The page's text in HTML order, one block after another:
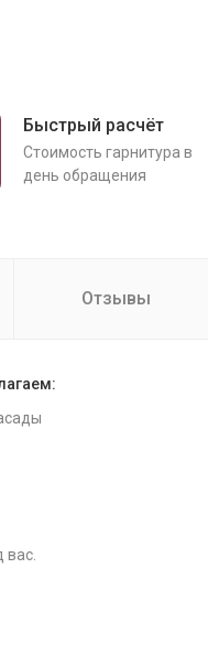
Быстрый расчёт
Cтоимость гарнитура в
день обращения
Отзывы
вас.